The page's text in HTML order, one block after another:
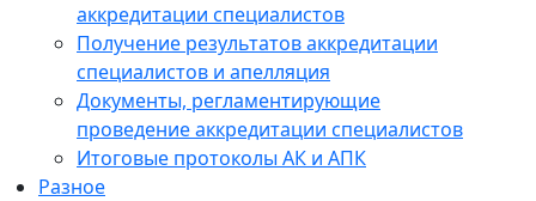
аккредитации специалистов
Получение результатов аккредитации
специалистов и апелляция
Документы, регламентирующие
проведение аккредитации специалистов
Итоговые протоколы АК и АПК
Разное